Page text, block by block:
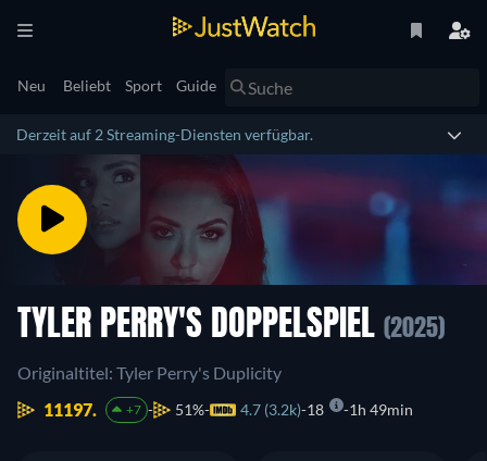
Neu Beliebt Sport Guide
Derzeit auf 2 Streaming-Diensten verfügbar.
TYLER PERRY'S DOPPELSPIEL (2025)
Originaltitel: Tyler Perry's Duplicity
11197.
+7 51% 4.7 (3.2k) 18 1h 49min